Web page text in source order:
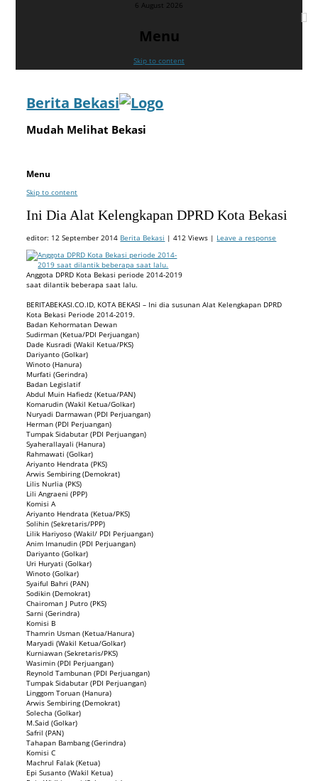
6 August 2026
Menu
Skip to content
Berita Bekasi
Mudah Melihat Bekasi
Menu
Skip to content
Ini Dia Alat Kelengkapan DPRD Kota Bekasi
editor: 12 September 2014 Berita Bekasi | 412 Views | Leave a response
Anggota DPRD Kota Bekasi periode 2014-2019
saat dilantik beberapa saat lalu.
BERITABEKASI.CO.ID, KOTA BEKASI – Ini dia susunan Alat Kelengkapan DPRD
Kota Bekasi Periode 2014-2019.
Badan Kehormatan Dewan
Sudirman (Ketua/PDI Perjuangan)
Dade Kusradi (Wakil Ketua/PKS)
Dariyanto (Golkar)
Winoto (Hanura)
Murfati (Gerindra)
Badan Legislatif
Abdul Muin Hafiedz (Ketua/PAN)
Komarudin (Wakil Ketua/Golkar)
Nuryadi Darmawan (PDI Perjuangan)
Herman (PDI Perjuangan)
Tumpak Sidabutar (PDI Perjuangan)
Syaherallayali (Hanura)
Rahmawati (Golkar)
Ariyanto Hendrata (PKS)
Arwis Sembiring (Demokrat)
Lilis Nurlia (PKS)
Lili Angraeni (PPP)
Komisi A
Ariyanto Hendrata (Ketua/PKS)
Solihin (Sekretaris/PPP)
Lilik Hariyoso (Wakil/ PDI Perjuangan)
Anim Imanudin (PDI Perjuangan)
Dariyanto (Golkar)
Uri Huryati (Golkar)
Winoto (Golkar)
Syaiful Bahri (PAN)
Sodikin (Demokrat)
Chairoman J Putro (PKS)
Sarni (Gerindra)
Komisi B
Thamrin Usman (Ketua/Hanura)
Maryadi (Wakil Ketua/Golkar)
Kurniawan (Sekretaris/PKS)
Wasimin (PDI Perjuangan)
Reynold Tambunan (PDI Perjuangan)
Tumpak Sidabutar (PDI Perjuangan)
Linggom Toruan (Hanura)
Arwis Sembiring (Demokrat)
Solecha (Golkar)
M.Said (Golkar)
Safril (PAN)
Tahapan Bambang (Gerindra)
Komisi C
Machrul Falak (Ketua)
Epi Susanto (Wakil Ketua)